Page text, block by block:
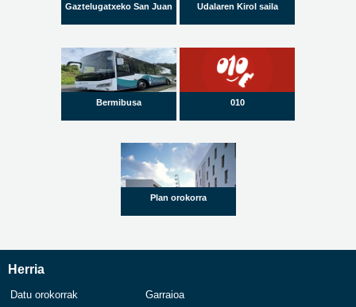
Gaztelugatxeko San Juan Udalaren Kirol saila
Bermibusa 010
Plan orokorra
Herria
Datu orokorrak
Garraioa